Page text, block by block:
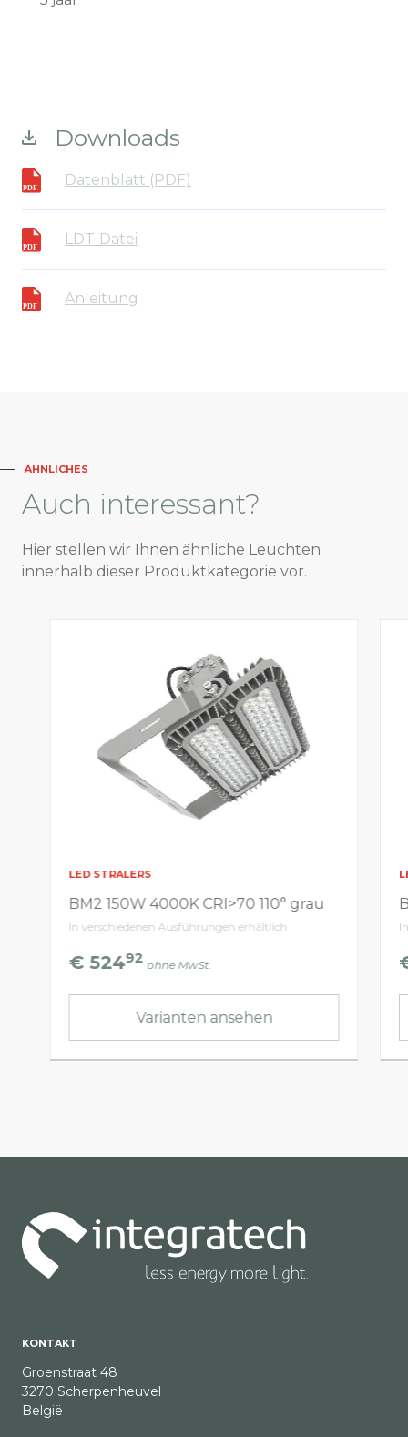
Downloads
Datenblatt (PDF)
LDT-Datei
Anleitung
ÄHNLICHES
Auch interessant?
Hier stellen wir Ihnen ähnliche Leuchten
innerhalb dieser Produktkategorie vor.
LED STRALERS
BM2 150W 4000K CRI>70 110° grau
In verschiedenen Ausführungen erhältlich
€ 52492 ohne MwSt.
Varianten ansehen
KONTAKT
Groenstraat 48
3270 Scherpenheuvel
België